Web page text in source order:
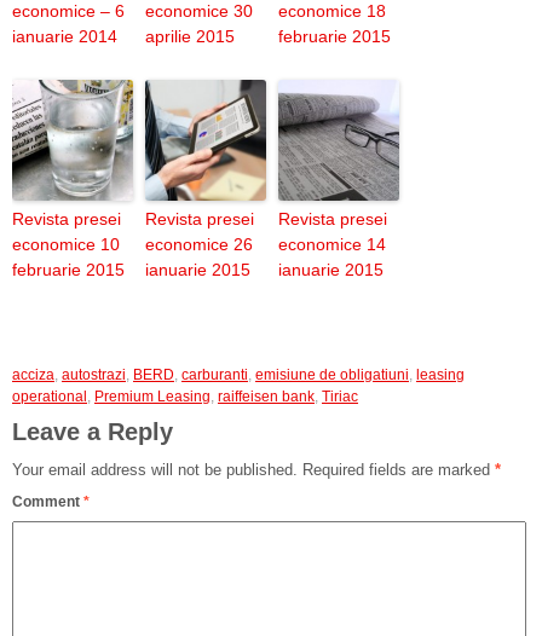
economice – 6
ianuarie 2014
economice 30
aprilie 2015
economice 18
februarie 2015
Revista presei
economice 10
februarie 2015
Revista presei
economice 26
ianuarie 2015
Revista presei
economice 14
ianuarie 2015
acciza, autostrazi, BERD, carburanti, emisiune de obligatiuni, leasing
operational , Premium Leasing, raiffeisen bank, Tiriac
Leave a Reply
Your email address will not be published. Required fields are marked *
Comment *